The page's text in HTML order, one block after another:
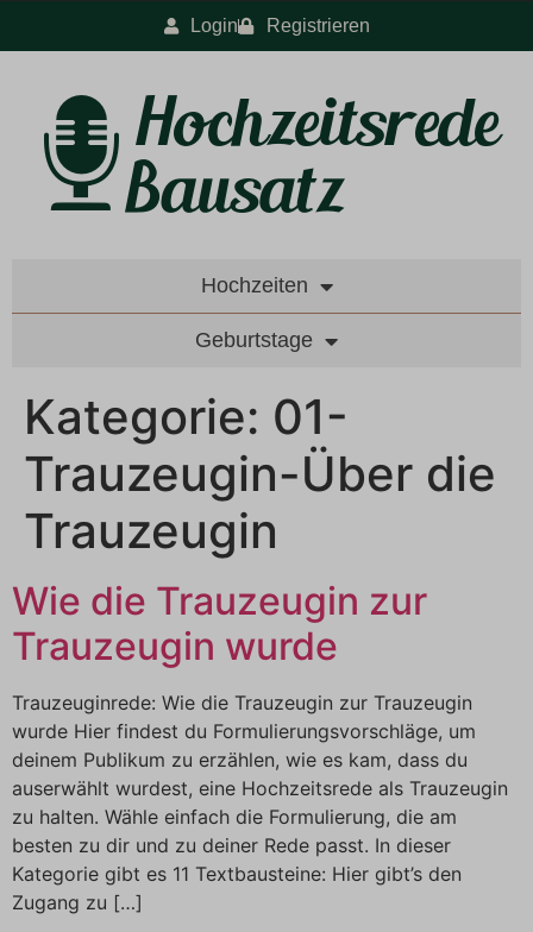
Login Registrieren
Hochzeiten
Geburtstage
Kategorie: 01-
Trauzeugin-Über die
Trauzeugin
Wie die Trauzeugin zur
Trauzeugin wurde
Trauzeuginrede: Wie die Trauzeugin zur Trauzeugin
wurde Hier findest du Formulierungsvorschläge, um
deinem Publikum zu erzählen, wie es kam, dass du
auserwählt wurdest, eine Hochzeitsrede als Trauzeugin
zu halten. Wähle einfach die Formulierung, die am
besten zu dir und zu deiner Rede passt. In dieser
Kategorie gibt es 11 Textbausteine: Hier gibt’s den
Zugang zu […]